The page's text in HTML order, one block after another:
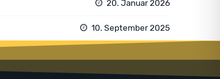
20. Januar 2026
10. September 2025